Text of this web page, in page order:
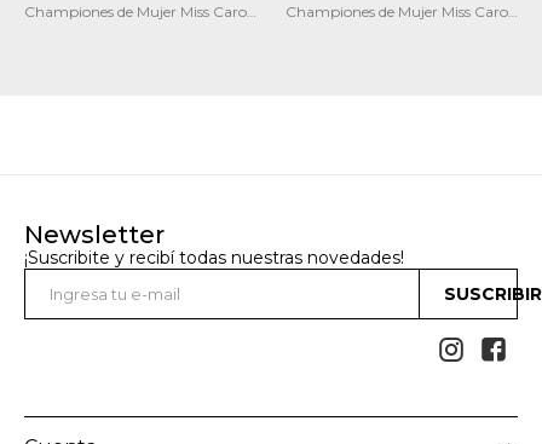
Championes de Mujer Miss Carol
Championes de Mujer Miss Carol
Newsletter
¡Suscribite y recibí todas nuestras novedades!
 